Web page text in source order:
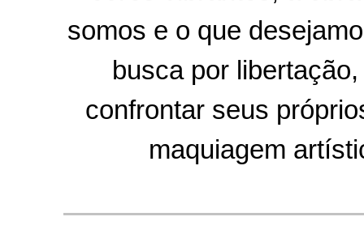
somos e o que
busca por
confrontar seus
maquiagem